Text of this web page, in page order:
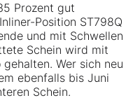
Prozent gut
Position ST798Q
und mit Schwellen
Schein wird mit
Wer sich neu
ebenfalls bis Juni
Schein.